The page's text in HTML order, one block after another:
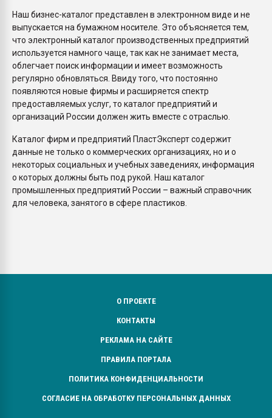
Наш бизнес-каталог представлен в электронном виде и не
выпускается на бумажном носителе. Это объясняется тем,
что электронный каталог производственных предприятий
используется намного чаще, так как не занимает места,
облегчает поиск информации и имеет возможность
регулярно обновляться. Ввиду того, что постоянно
появляются новые фирмы и расширяется спектр
предоставляемых услуг, то каталог предприятий и
организаций России должен жить вместе с отраслью.
Каталог фирм и предприятий ПластЭксперт содержит
данные не только о коммерческих организациях, но и о
некоторых социальных и учебных заведениях, информация
о которых должны быть под рукой. Наш каталог
промышленных предприятий России – важный справочник
для человека, занятого в сфере пластиков.
О ПРОЕКТЕ
КОНТАКТЫ
РЕКЛАМА НА САЙТЕ
ПРАВИЛА ПОРТАЛА
ПОЛИТИКА КОНФИДЕНЦИАЛЬНОСТИ
СОГЛАСИЕ НА ОБРАБОТКУ ПЕРСОНАЛЬНЫХ ДАННЫХ